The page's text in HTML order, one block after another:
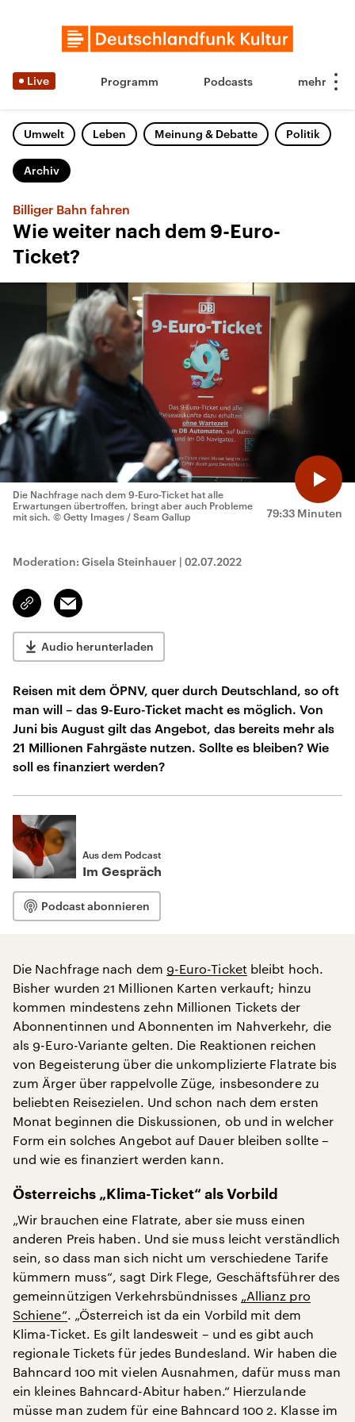
Live Programm Podcasts
Umwelt Leben Meinung & Debatte Politik
Archiv
Billiger Bahn fahren
Wie weiter nach dem 9-Euro-
Ticket?
79:33 Minuten
Die Nachfrage nach dem 9-Euro-Ticket hat alle
Erwartungen übertroffen, bringt aber auch Probleme
mit sich. © Getty Images / Seam Gallup
Moderation: Gisela Steinhauer | 02.07.2022
Link
kopieren/teilen
Email
Audio herunterladen
Reisen mit dem ÖPNV, quer durch Deutschland, so oft
man will – das 9-Euro-Ticket macht es möglich. Von
Juni bis August gilt das Angebot, das bereits mehr als
21 Millionen Fahrgäste nutzen. Sollte es bleiben? Wie
soll es finanziert werden?
Aus dem Podcast
Im Gespräch
Podcast abonnieren
Die Nachfrage nach dem 9-Euro-Ticket bleibt hoch.
Bisher wurden 21 Millionen Karten verkauft; hinzu
kommen mindestens zehn Millionen Tickets der
Abonnentinnen und Abonnenten im Nahverkehr, die
als 9-Euro-Variante gelten. Die Reaktionen reichen
von Begeisterung über die unkomplizierte Flatrate bis
zum Ärger über rappelvolle Züge, insbesondere zu
beliebten Reisezielen. Und schon nach dem ersten
Monat beginnen die Diskussionen, ob und in welcher
Form ein solches Angebot auf Dauer bleiben sollte –
und wie es finanziert werden kann.
Österreichs „Klima-Ticket“ als Vorbild
„Wir brauchen eine Flatrate, aber sie muss einen
anderen Preis haben. Und sie muss leicht verständlich
sein, so dass man sich nicht um verschiedene Tarife
kümmern muss“, sagt Dirk Flege, Geschäftsführer des
gemeinnützigen Verkehrsbündnisses „Allianz pro
Schiene“. „Österreich ist da ein Vorbild mit dem
Klima-Ticket. Es gilt landesweit – und es gibt auch
regionale Tickets für jedes Bundesland. Wir haben die
Bahncard 100 mit vielen Ausnahmen, dafür muss man
ein kleines Bahncard-Abitur haben.“ Hierzulande
müsse man zudem für eine Bahncard 100 2. Klasse im